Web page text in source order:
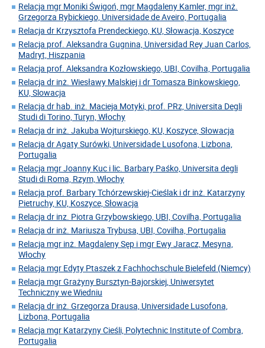
Relacja mgr Moniki Świgoń, mgr Magdaleny Kamler, mgr inż.
Grzegorza Rybickiego, Universidade de Aveiro, Portugalia
Relacja dr Krzysztofa Prendeckiego, KU, Słowacja, Koszyce
Relacja prof. Aleksandra Gugnina, Universidad Rey Juan Carlos,
Madryt, Hiszpania
Relacja prof. Aleksandra Kozłowskiego, UBI, Covilha, Portugalia
Relacja dr inż. Wiesławy Malskiej i dr Tomasza Binkowskiego,
KU, Slowacja
Relacja dr hab. inż. Macieja Motyki, prof. PRz, Universita Degli
Studi di Torino, Turyn, Włochy
Relacja dr inż. Jakuba Wojturskiego, KU, Koszyce, Słowacja
Relacja dr Agaty Surówki, Universidade Lusofona, Lizbona,
Portugalia
Relacja mgr Joanny Kuc i lic. Barbary Paśko, Universita degli
Studi di Roma, Rzym, Włochy
Relacja prof. Barbary Tchórzewskiej-Cieślak i dr inż. Katarzyny
Pietruchy, KU, Koszyce, Słowacja
Relacja dr inz. Piotra Grzybowskiego, UBI, Covilha, Portugalia
Relacja dr inż. Mariusza Trybusa, UBI, Covilha, Portugalia
Relacja mgr inż. Magdaleny Sęp i mgr Ewy Jaracz, Mesyna,
Włochy
Relacja mgr Edyty Ptaszek z Fachhochschule Bielefeld (Niemcy)
Relacja mgr Grażyny Bursztyn-Bajorskiej, Uniwersytet
Techniczny we Wiedniu
Relacja dr inż. Grzegorza Drausa, Universidade Lusofona,
Lizbona, Portugalia
Relacja mgr Katarzyny Cieśli, Polytechnic Institute of Combra,
Portugalia